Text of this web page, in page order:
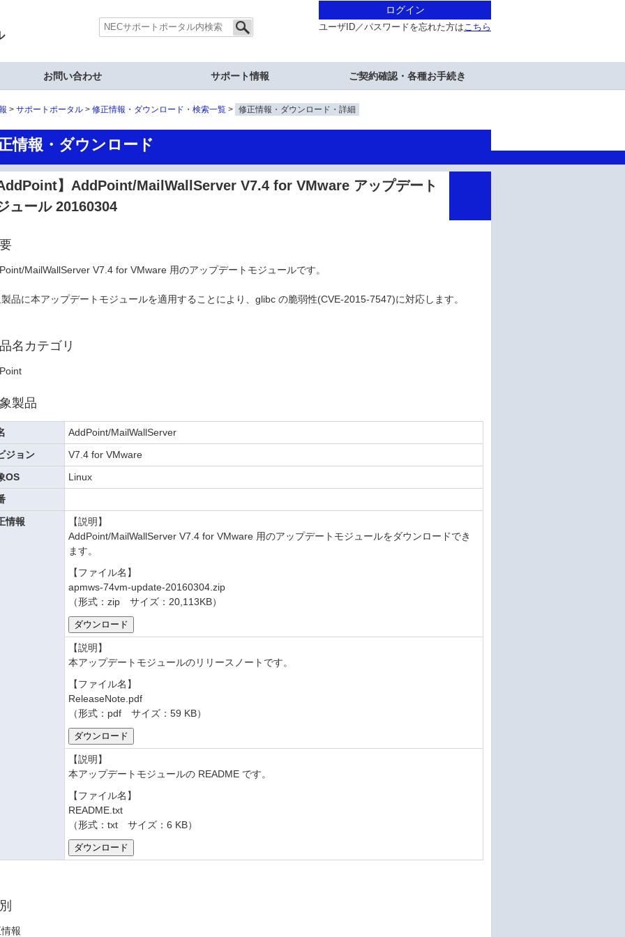
ログイン
ユーザID／パスワードを忘れた方はこちら
お問い合わせ サポート情報 ご契約確認・各種お手続き
サポートポータル 修正情報・ダウンロード・検索一覧 修正情報・ダウンロード・詳細
情報・ダウンロード
】AddPoint/MailWallServer V7.4 for VMware アップデート
ュール 20160304
MailWallServer V7.4 for VMware 用のアップデートモジュールです。
品に本アップデートモジュールを適用することにより、glibc の脆弱性(CVE-2015-7547)に対応します。
名カテゴリ
製品
AddPoint/MailWallServer
ジョン
V7.4 for VMware
OS
Linux
情報
【説明】
AddPoint/MailWallServer V7.4 for VMware 用のアップデートモジュールをダウンロードでき
ます。
【ファイル名】
apmws-74vm-update-20160304.zip
（形式：zip サイズ：20,113KB）
【説明】
本アップデートモジュールのリリースノートです。
【ファイル名】
ReleaseNote.pdf
（形式：pdf サイズ：59 KB）
【説明】
本アップデートモジュールの README です。
【ファイル名】
README.txt
（形式：txt サイズ：6 KB）
報